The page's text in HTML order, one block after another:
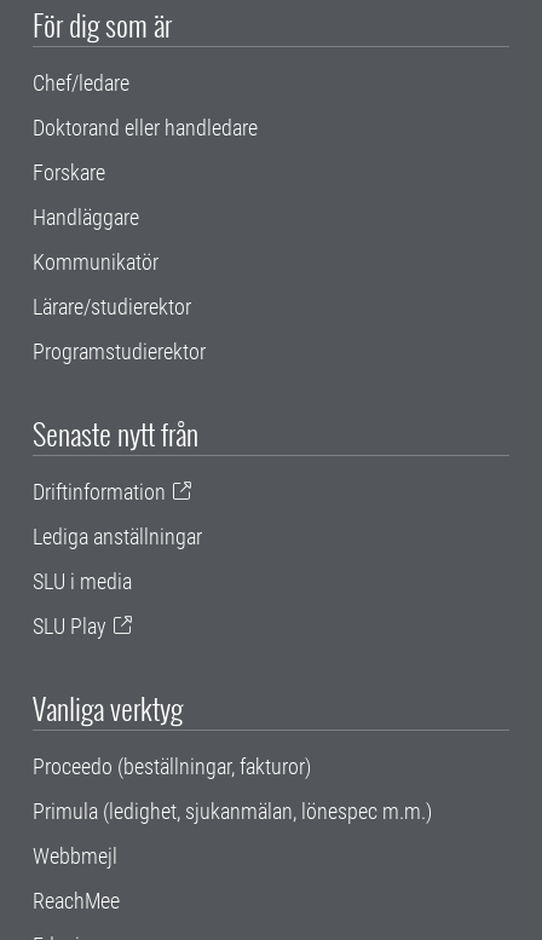
För dig som är
Chef/ledare
Doktorand eller handledare
Forskare
Handläggare
Kommunikatör
Lärare/studierektor
Programstudierektor
Senaste nytt från
Driftinformation
Lediga anställningar
SLU i media
SLU Play
Vanliga verktyg
Proceedo (beställningar, fakturor)
Primula (ledighet, sjukanmälan, lönespec m.m.)
Webbmejl
ReachMee